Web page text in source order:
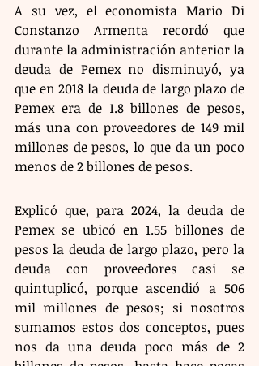
A su vez, el economista Mario Di
Constanzo Armenta recordó que
durante la administración anterior la
deuda de Pemex no disminuyó, ya
que en 2018 la deuda de largo plazo de
Pemex era de 1.8 billones de pesos,
más una con proveedores de 149 mil
millones de pesos, lo que da un poco
menos de 2 billones de pesos.
Explicó que, para 2024, la deuda de
Pemex se ubicó en 1.55 billones de
pesos la deuda de largo plazo, pero la
deuda con proveedores casi se
quintuplicó, porque ascendió a 506
mil millones de pesos; si nosotros
sumamos estos dos conceptos, pues
nos da una deuda poco más de 2